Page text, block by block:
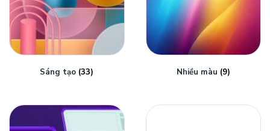
Sáng tạo (33) Nhiều màu (9)